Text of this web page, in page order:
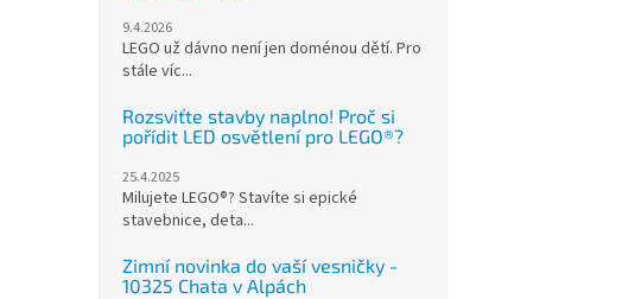
9.4.2026
LEGO už dávno není jen doménou dětí. Pro
stále víc...
Rozsviťte stavby naplno! Proč si
pořídit LED osvětlení pro LEGO®?
25.4.2025
Milujete LEGO®? Stavíte si epické
stavebnice, deta...
Zimní novinka do vaší vesničky -
10325 Chata v Alpách